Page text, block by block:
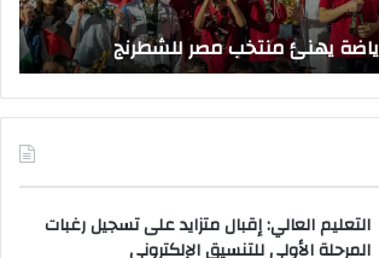
يهنئ منتخب مصر للشطرنج
التعليم العالي: إقبال متزايد على تسجيل رغبات
المرحلة الأولى للتنسيق الإلكتروني